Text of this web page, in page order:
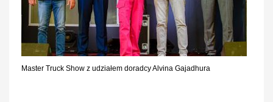
Master Truck Show z udziałem doradcy Alvina Gajadhura